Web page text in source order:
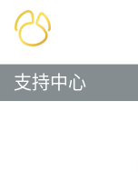
支持中心